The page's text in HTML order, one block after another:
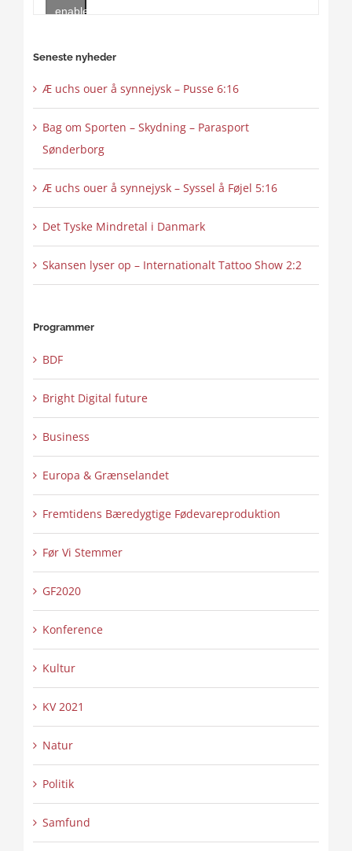
enable
Seneste nyheder
Æ uchs ouer å synnejysk – Pusse 6:16
Bag om Sporten – Skydning – Parasport
Sønderborg
Æ uchs ouer å synnejysk – Syssel å Føjel 5:16
Det Tyske Mindretal i Danmark
Skansen lyser op – Internationalt Tattoo Show 2:2
Programmer
BDF
Bright Digital future
Business
Europa & Grænselandet
Fremtidens Bæredygtige Fødevareproduktion
Før Vi Stemmer
GF2020
Konference
Kultur
KV 2021
Natur
Politik
Samfund